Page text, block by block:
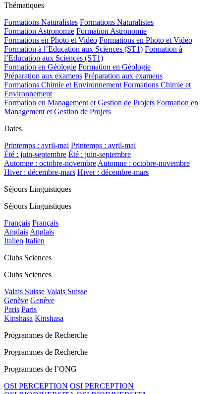
Thématiques
Formations Naturalistes Formations Naturalistes
Formation Astronomie Formation Astronomie
Formations en Photo et Vidéo Formations en Photo et Vidéo
Formation à l’Education aux Sciences (ST1) Formation à
l’Education aux Sciences (ST1)
Formation en Géologie Formation en Géologie
Préparation aux examens Préparation aux examens
Formations Chimie et Environnement Formations Chimie et
Environnement
Formation en Management et Gestion de Projets Formation en
Management et Gestion de Projets
Dates
Printemps : avril-mai Printemps : avril-mai
Été : juin-septembre Été : juin-septembre
Automne : octobre-novembre Automne : octobre-novembre
Hiver : décembre-mars Hiver : décembre-mars
Séjours Linguistiques
Séjours Linguistiques
Français Français
Anglais Anglais
Italien Italien
Clubs Sciences
Clubs Sciences
Valais Suisse Valais Suisse
Genève Genève
Paris Paris
Kinshasa Kinshasa
Programmes de Recherche
Programmes de Recherche
Programmes de l’ONG
OSI PERCEPTION OSI PERCEPTION